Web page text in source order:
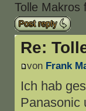
Tolle Makros
Antwort schreiben
Re:
von Frank
Ich hab
Panasonic